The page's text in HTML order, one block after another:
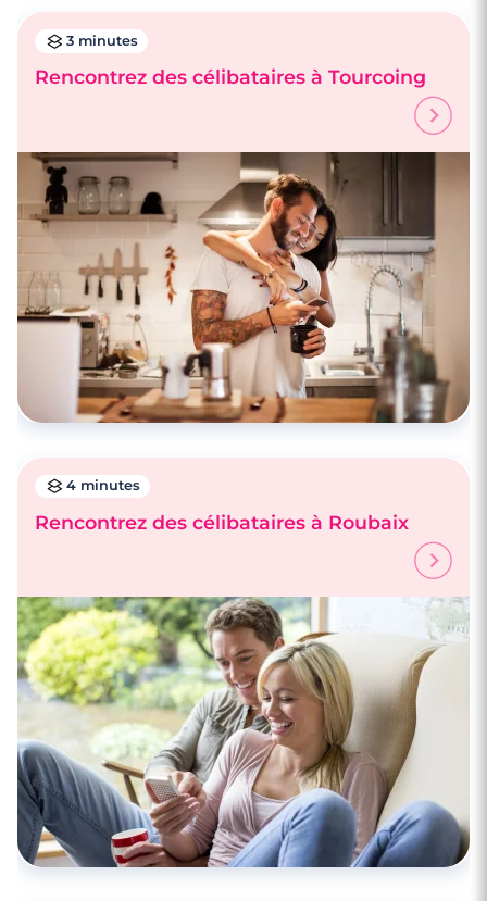
3 minutes
Rencontre à Cysoing
3 minutes
Rencontres à Croix
3 minutes
Rencontrez des célibataires à Tourcoing
4 minutes
Rencontrez des célibataires à Roubaix